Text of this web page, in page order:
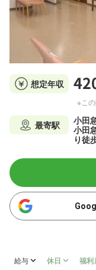
想定年収
※こ
最寄駅
小田
小田
り徒
給与 休日 福利